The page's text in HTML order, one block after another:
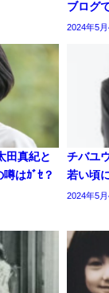
ブログ
2024年5月
田真紀と
はｶﾞｾ？
チバユ
若い頃
2024年5月